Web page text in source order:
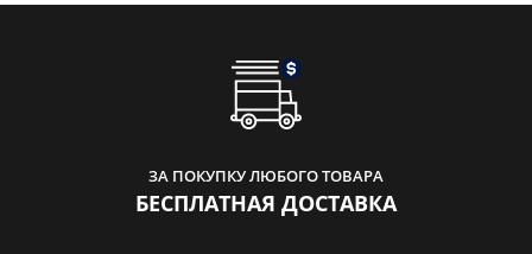
ЗА ПОКУПКУ ЛЮБОГО ТОВАРА
БЕСПЛАТНАЯ ДОСТАВКА